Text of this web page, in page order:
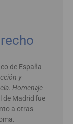
de España
y
Homenaje
de Madrid fue
a otras